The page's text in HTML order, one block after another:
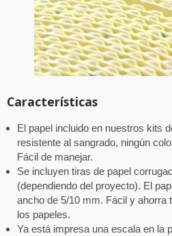
Características
El papel incluido en nuestros kits
resistente al sangrado, ningún
Fácil de manejar.
Se incluyen tiras de papel
(dependiendo del proyecto). El
ancho de 5/10 mm. Fácil y ahorra
los papeles.
Ya está impresa una escala en la